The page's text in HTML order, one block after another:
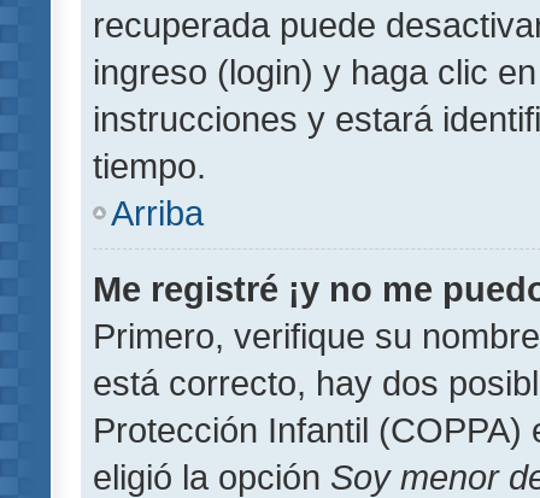
recuperada puede
ingreso (login) y haga clic
instrucciones y estará
tiempo.
Arriba
Me registré ¡y no me
Primero, verifique su
está correcto, hay dos
Protección Infantil
eligió la opción Soy menor